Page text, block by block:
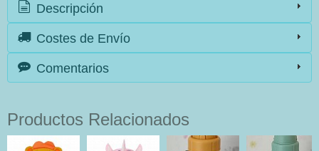
Descripción
Costes de Envío
Comentarios
Productos Relacionados